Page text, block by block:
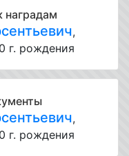
наградам
,
г. рождения
,
г. рождения